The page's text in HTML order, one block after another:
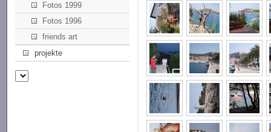
Fotos 1999
Fotos 1996
friends art
projekte